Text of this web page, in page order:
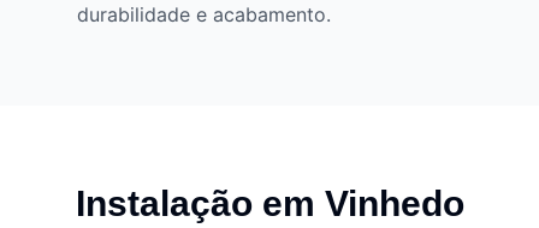
durabilidade e acabamento.
Instalação em Vinhedo